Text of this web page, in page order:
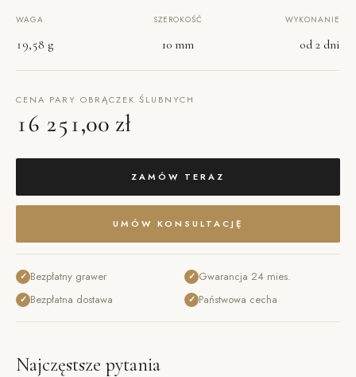
WAGA
19,58 g
SZEROKOŚĆ
10 mm
WYKONANIE
od 2 dni
CENA PARY OBRĄCZEK ŚLUBNYCH
16 251,00 zł
ZAMÓW TERAZ
UMÓW KONSULTACJĘ
✓ Bezpłatny grawer
✓ Bezpłatna dostawa
✓ Gwarancja 24 mies.
✓ Państwowa cecha
Najczęstsze pytania